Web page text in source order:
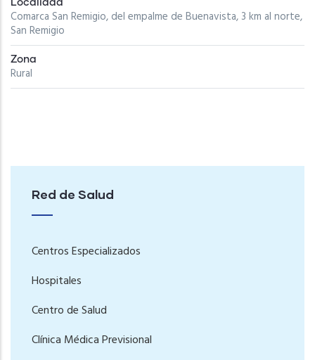
Localidad
Comarca San Remigio, del empalme de Buenavista, 3 km al norte,
San Remigio
Zona
Rural
Red de Salud
Centros Especializados
Hospitales
Centro de Salud
Clínica Médica Previsional